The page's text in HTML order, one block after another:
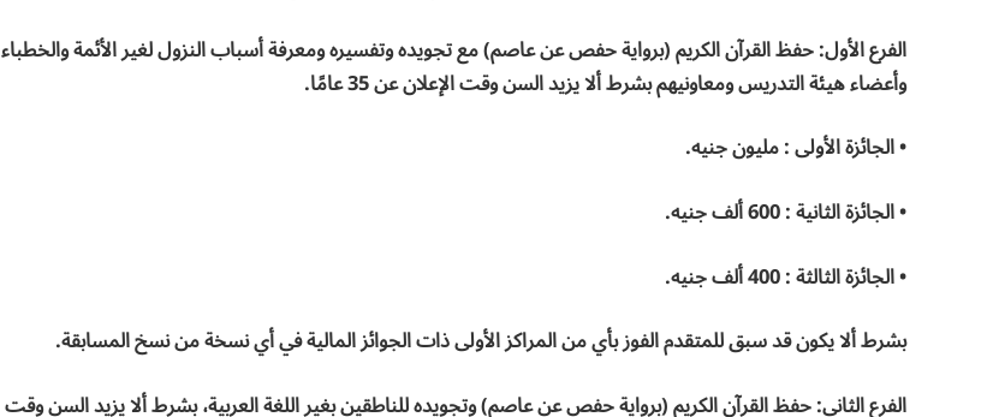
الفرع الأول: حفظ القرآن الكريم (برواية حفص عن عاصم) مع تجويده وتفسيره ومعرفة أسباب النزول لغير الأئمة والخطباء
وأعضاء هيئة التدريس ومعاونيهم بشرط ألا يزيد السن وقت الإعلان عن 35 عامًا.
• الجائزة الأولى : مليون جنيه.
• الجائزة الثانية : 600 ألف جنيه.
• الجائزة الثالثة : 400 ألف جنيه.
بشرط ألا يكون قد سبق للمتقدم الفوز بأي من المراكز الأولى ذات الجوائز المالية في أي نسخة من نسخ المسابقة.
الفرع الثاني: حفظ القرآن الكريم (برواية حفص عن عاصم) وتجويده للناطقين بغير اللغة العربية، بشرط ألا يزيد السن وقت